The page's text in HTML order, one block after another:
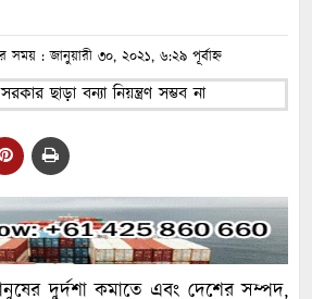
সময় : জানুয়ারী ৩০, ২০২১, ৬:২৯ পূর্বাহ্ন
দুর্দশা কমাতে এবং দেশের সম্পদ,